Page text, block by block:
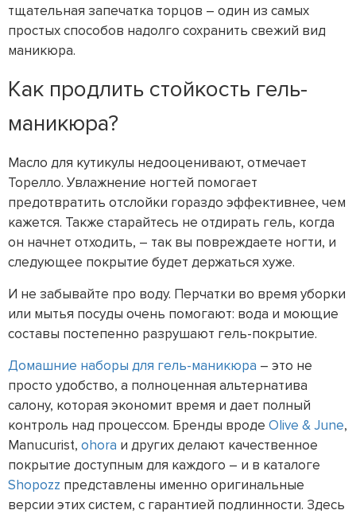
тщательная запечатка торцов – один из самых
простых способов надолго сохранить свежий вид
маникюра.
Как продлить стойкость гель-
маникюра?
Масло для кутикулы недооценивают, отмечает
Торелло. Увлажнение ногтей помогает
предотвратить отслойки гораздо эффективнее, чем
кажется. Также старайтесь не отдирать гель, когда
он начнет отходить, – так вы повреждаете ногти, и
следующее покрытие будет держаться хуже.
И не забывайте про воду. Перчатки во время уборки
или мытья посуды очень помогают: вода и моющие
составы постепенно разрушают гель-покрытие.
Домашние наборы для гель-маникюра – это не
просто удобство, а полноценная альтернатива
салону, которая экономит время и дает полный
контроль над процессом. Бренды вроде Olive & June,
Manucurist, ohora и других делают качественное
покрытие доступным для каждого – и в каталоге
Shopozz представлены именно оригинальные
версии этих систем, с гарантией подлинности. Здесь